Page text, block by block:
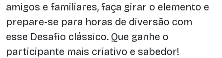
amigos e familiares, faça girar o elemento e
prepare-se para horas de diversão com
esse Desafio clássico. Que ganhe o
participante mais criativo e sabedor!